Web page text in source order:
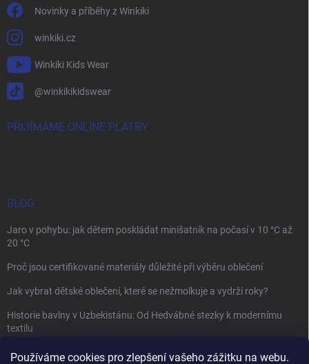
Používáme cookies pro zlepšení vašeho zážitku na webu.
Novinky a příběhy z Winkiki
winkiki.cz
Winkiki Kids Wear
@winkikikidswear
PŘIJÍMÁME ONLINE PLATBY
BLOG
Jaro v pohybu: jak dětem poskládat minišatník na počasí v 10 °C až
20 °C
Proč jsou certifikované materiály důležité při výběru oblečení
Jak vybrat dětské oblečení, které se nežmolkuje a vydrží roky?
Historie bavlny v Uzbekistánu: Od Hedvábné stezky k modernímu
textilu